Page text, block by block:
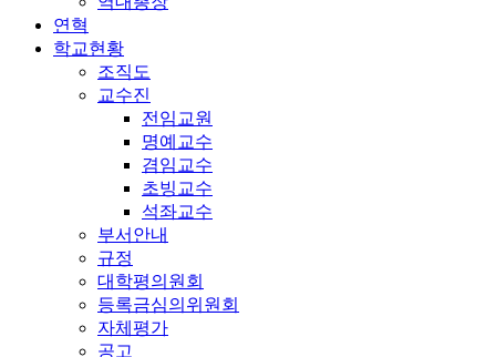
연혁
학교현황
조직도
교수진
전임교원
명예교수
겸임교수
초빙교수
석좌교수
부서안내
규정
대학평의원회
등록금심의위원회
자체평가
공고